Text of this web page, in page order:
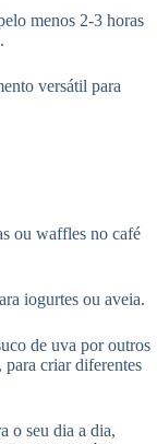
menos 2-3 horas
versátil para
ou waffles no café
iogurtes ou aveia.
de uva por outros
criar diferentes
o seu dia a dia,